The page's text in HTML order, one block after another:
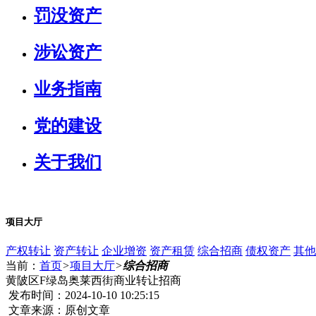
罚没资产
涉讼资产
业务指南
党的建设
关于我们
项目大厅
产权转让 资产转让 企业增资 资产租赁 综合招商 债权资产 其
当前： 首页>项目大厅>综合招商
黄陂区F绿岛奥莱西街商业转让招商
发布时间：2024-10-10 10:25:15
文章来源：原创文章